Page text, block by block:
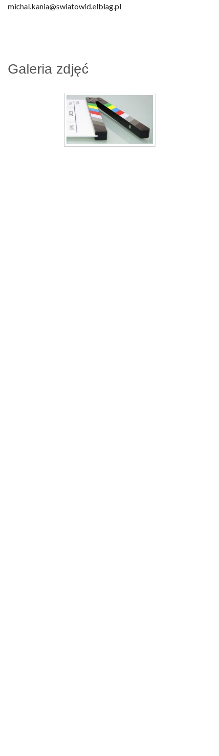
michal.kania@swiatowid.elblag.pl
Galeria zdjęć